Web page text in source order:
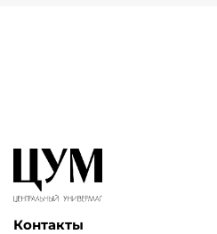
Контакты